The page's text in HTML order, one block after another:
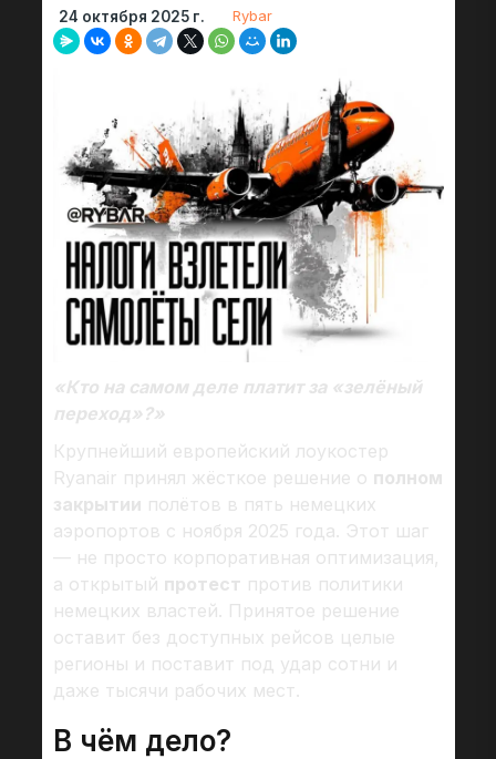
24 октября 2025 г. Rybar
«Кто на самом деле платит за «зелёный
переход»?»
Крупнейший европейский лоукостер
Ryanair принял жёсткое решение о полном
закрытии полётов в пять немецких
аэропортов с ноября 2025 года. Этот шаг
— не просто корпоративная оптимизация,
а открытый протест против политики
немецких властей. Принятое решение
оставит без доступных рейсов целые
регионы и поставит под удар сотни и
даже тысячи рабочих мест.
В чём дело?